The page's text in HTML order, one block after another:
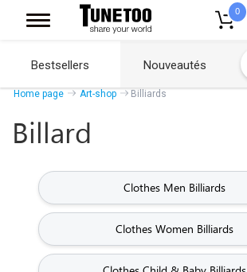
0
Bestsellers Nouveautés
Home page Art-shop Billiards
Billard
Clothes Men Billiards
Clothes Women Billiards